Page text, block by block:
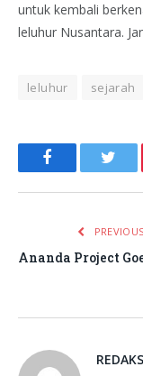
untuk kembali
leluhur Nusantara.
leluhur sejarah
Facebook
⁠⁠Ananda Project